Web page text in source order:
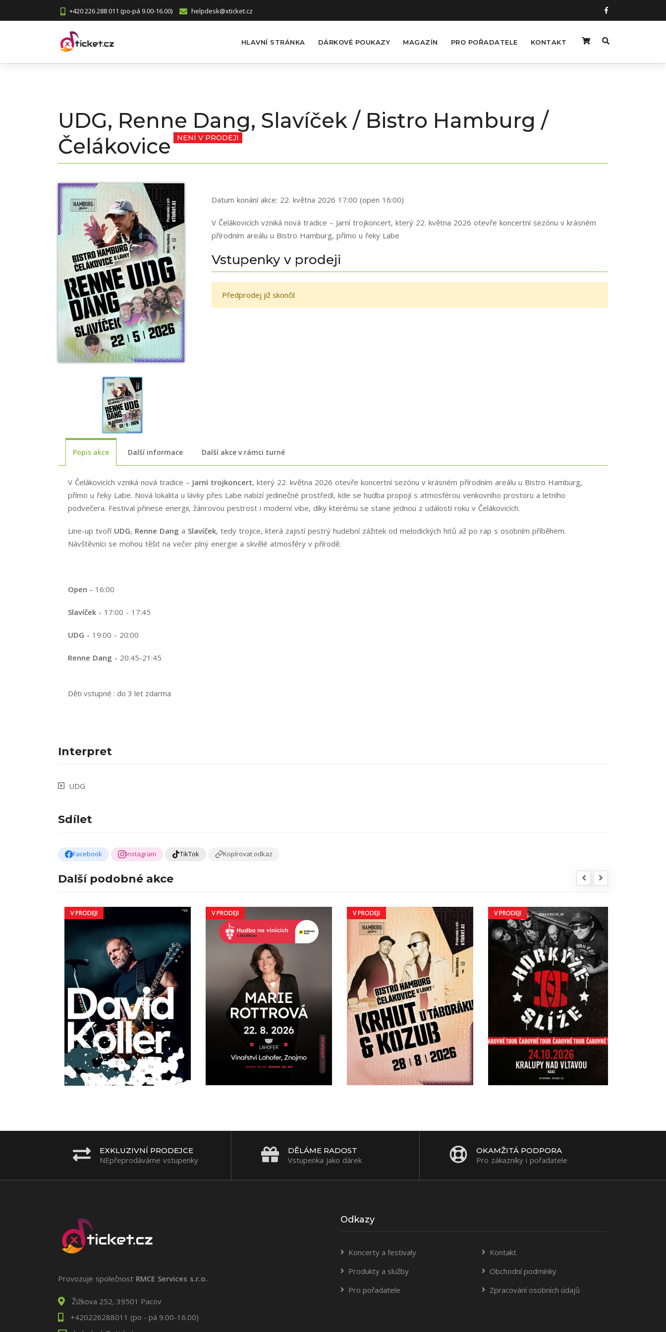
+420 226 288 011 (po-pá 9.00-16.00) helpdesk@xticket.cz
HLAVNÍ STRÁNKA DÁRKOVÉ POUKAZY MAGAZÍN PRO POŘADATELE KONTAKT
UDG, Renne Dang, Slavíček / Bistro Hamburg /
Čelákovice
NENÍ V PRODEJI
Datum konání akce: 22. května 2026 17:00 (open 16:00)
V Čelákovicích vzniká nová tradice – Jarní trojkoncert, který 22. května 2026 otevře koncertní sezónu v krásném
přírodním areálu u Bistro Hamburg, přímo u řeky Labe
Vstupenky v prodeji
Předprodej již skončil
Popis akce Další informace Další akce v rámci turné
V Čelákovicích vzniká nová tradice – Jarní trojkoncert, který 22. května 2026 otevře koncertní sezónu v krásném přírodním areálu u Bistro Hamburg,
přímo u řeky Labe. Nová lokalita u lávky přes Labe nabízí jedinečné prostředí, kde se hudba propojí s atmosférou venkovního prostoru a letního
podvečera. Festival přinese energii, žánrovou pestrost i moderní vibe, díky kterému se stane jednou z událostí roku v Čelákovicích.
Line-up tvoří UDG, Renne Dang a Slavíček, tedy trojice, která zajistí pestrý hudební zážitek od melodických hitů až po rap s osobním příběhem.
Návštěvníci se mohou těšit na večer plný energie a skvělé atmosféry v přírodě.
Open - 16:00
Slavíček - 17:00 - 17:45
UDG - 19:00 - 20:00
Renne Dang - 20:45-21:45
Děti vstupné : do 3 let zdarma
Interpret
UDG
Sdílet
Facebook Instagram TikTok Kopírovat odkaz
Další podobné akce
V PRODEJI V PRODEJI V PRODEJI V PRODEJI
EXKLUZIVNÍ PRODEJCE
NEpřeprodáváme vstupenky
DĚLÁME RADOST
Vstupenka jako dárek
OKAMŽITÁ PODPORA
Pro zákazníky i pořadatele
Provozuje společnost RMCE Services s.r.o.
Žižkova 252, 39501 Pacov
+420226288011 (po - pá 9.00-16.00)
Odkazy
Koncerty a festivaly
Produkty a služby
Pro pořadatele
Kontakt
Obchodní podmínky
Zpracování osobních údajů